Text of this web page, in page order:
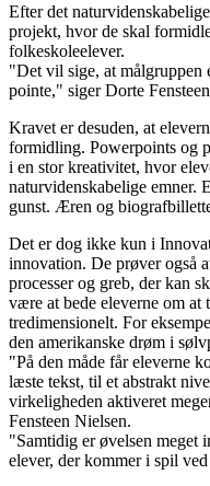
Efter det
projekt, hvor de skal
folkeskoleelever.
"Det vil sige, at målgruppen
pointe," siger Dorte
Kravet er desuden, at
formidling. Powerpoints og
i en stor kreativitet, hvor
naturvidenskabelige emner.
gunst. Æren og
Det er dog ikke kun i
innovation. De prøver også
processer og greb, der kan
være at bede eleverne om at
tredimensionelt. For
den amerikanske drøm i
"På den måde får eleverne
læste tekst, til et abstrakt
virkeligheden aktiveret
Fensteen Nielsen.
"Samtidig er øvelsen meget
elever, der kommer i spil